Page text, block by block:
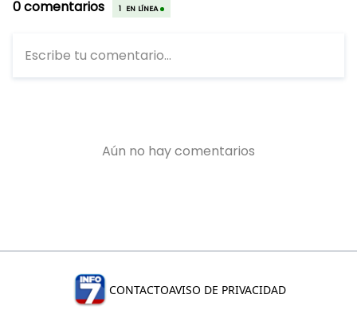
CONTACTOAVISO DE PRIVACIDAD